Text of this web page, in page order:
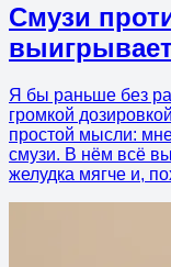
Смузи
выигрывает
Я бы раньше без
громкой
простой мысли:
смузи. В нём всё
желудка мягче и,